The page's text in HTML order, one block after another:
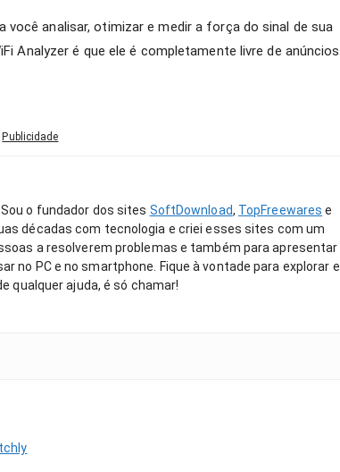
você analisar, otimizar e medir a força do sinal de sua
Analyzer é que ele é completamente livre de anúncios.
Publicidade
o fundador dos sites SoftDownload, TopFreewares e
décadas com tecnologia e criei esses sites com um
a resolverem problemas e também para apresentar
no PC e no smartphone. Fique à vontade para explorar e
qualquer ajuda, é só chamar!